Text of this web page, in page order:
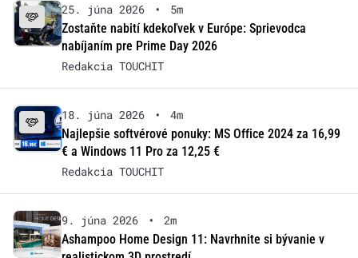
25. júna 2026 •
5m
Zostaňte nabití kdekoľvek v Európe: Sprievodca
nabíjaním pre Prime Day 2026
Redakcia TOUCHIT
18. júna 2026 •
4m
Najlepšie softvérové ponuky: MS Office 2024 za 16,99
€ a Windows 11 Pro za 12,25 €
Redakcia TOUCHIT
9. júna 2026 •
2m
Ashampoo Home Design 11: Navrhnite si bývanie v